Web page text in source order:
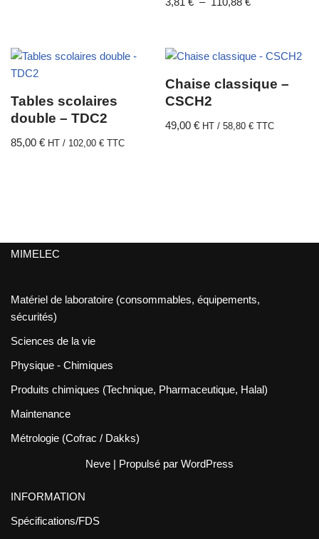
Tables scolaires
double – TDC2
85,00 € HT / 102,00 € TTC
Chaise classique –
CSCH2
49,00€ HT /58,80€ TTC
MIMELEC
Matériel de laboratoire (consommables, équipements,
sécurités)
Sciences de la vie
Physique - Chimiques
Produits chimiques (Technique, Pharmaceutique, Halal)
Maintenance
Métrologie (Cofrac / Dakks)
Neve | Propulsé par WordPress
INFORMATION
Spécifications/FDS